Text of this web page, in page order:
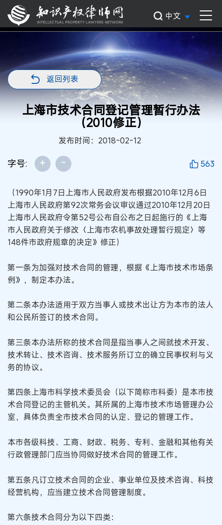
中文
返回列表
上海市技术合同登记管理暂行办法
（2010修正）
发布时间：2018-02-12
字号: + - 563
（1990年1月7日上海市人民政府发布根据2010年12月6日
上海市人民政府第92次常务会议审议通过2010年12月20日
上海市人民政府令第52号公布自公布之日起施行的《上海
市人民政府关于修改〈上海市农机事故处理暂行规定〉等
148件市政府规章的决定》修正）
第一条为加强对技术合同的管理，根据《上海市技术市场条
例》，制定本办法。
第二条本办法适用于双方当事人或技术出让方为本市的法人
和公民所签订的技术合同。
第三条本办法所称的技术合同是指当事人之间就技术开发、
技术转让、技术咨询、技术服务所订立的确立民事权利与义
务的协议。
第四条上海市科学技术委员会（以下简称市科委）是本市技
术合同登记的主管机关。其所属的上海市技术市场管理办公
室，具体负责全市技术合同的认定、登记的管理工作。
本市各级科技、工商、财政、税务、专利、金融和其他有关
行政管理部门应当协同做好技术合同的管理工作。
第五条凡订立技术合同的企业、事业单位及技术咨询、科技
经营机构，应当建立技术合同管理制度。
第六条技术合同分为以下四类：